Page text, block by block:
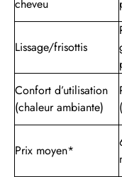
cheveu
Lissage/frisottis
Confort d’utilisation
(chaleur ambiante)
Prix moyen*